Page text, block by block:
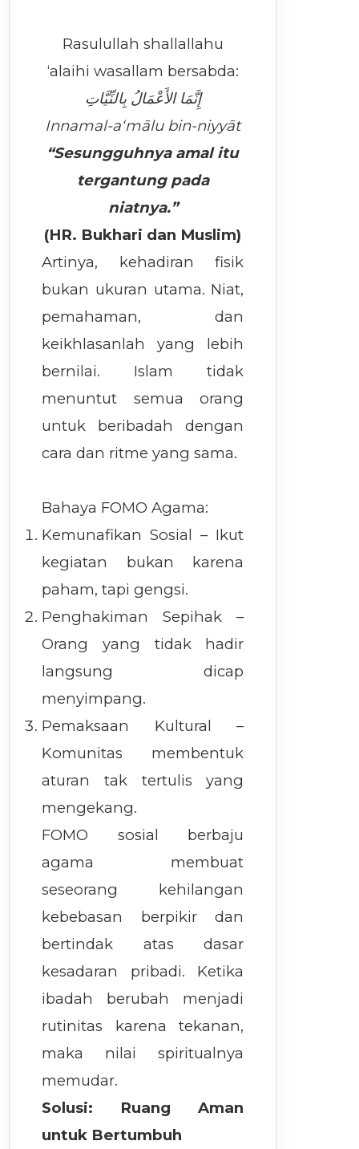
Rasulullah shallallahu
‘alaihi wasallam bersabda:
إِنَّمَا الأَعْمَالُ بِالنِّيَّاتِ
Innamal-a‘mālu bin-niyyāt
“Sesungguhnya amal itu
tergantung pada
niatnya.”
(HR. Bukhari dan Muslim)
Artinya, kehadiran fisik
bukan ukuran utama. Niat,
pemahaman, dan
keikhlasanlah yang lebih
bernilai. Islam tidak
menuntut semua orang
untuk beribadah dengan
cara dan ritme yang sama.
Bahaya FOMO Agama:
Kemunafikan Sosial – Ikut
kegiatan bukan karena
paham, tapi gengsi.
Penghakiman Sepihak –
Orang yang tidak hadir
langsung dicap
menyimpang.
Pemaksaan Kultural –
Komunitas membentuk
aturan tak tertulis yang
mengekang.
FOMO sosial berbaju
agama membuat
seseorang kehilangan
kebebasan berpikir dan
bertindak atas dasar
kesadaran pribadi. Ketika
ibadah berubah menjadi
rutinitas karena tekanan,
maka nilai spiritualnya
memudar.
Solusi: Ruang Aman
untuk Bertumbuh